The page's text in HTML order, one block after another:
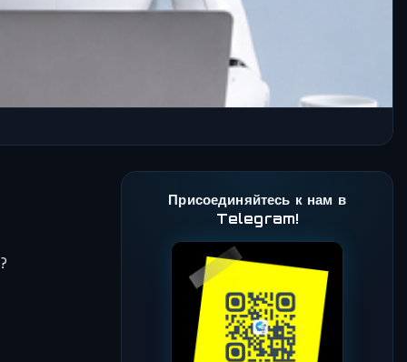
Присоединяйтесь к нам в
Telegram!